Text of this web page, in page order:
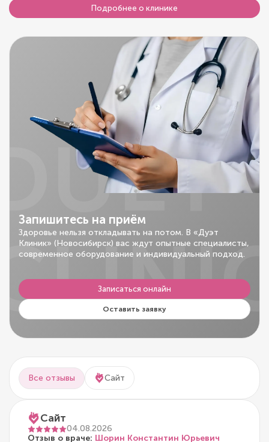
Подробнее о клинике
Запишитесь на приём
Здоровье нельзя откладывать на потом. В «Дуэт
Клиник» (Новосибирск) вас ждут опытные специалисты,
современное оборудование и индивидуальный подход.
Записаться онлайн
Оставить заявку
Все отзывы Сайт
Сайт
04.08.2026
Отзыв о враче: Шорин Константин Юрьевич